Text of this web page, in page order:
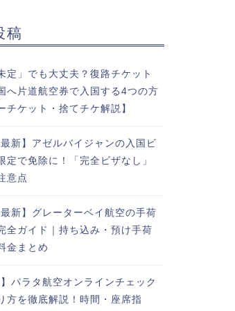
稿
定」でも大丈夫？復路チケット
へ片道航空券で入国する4つの方
チケット・捨てチケ解説】
最新】アゼルバイジャンの入国ビ
定で免除に！「完全ビザなし」
意点
最新】グレーターベイ航空の手荷
全ガイド｜持ち込み・預け手荷
金まとめ
】パラタ航空オンラインチェック
方を徹底解説！時間・座席指